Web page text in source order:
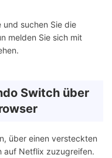
suchen Sie die
melden Sie sich mit
Switch über
über einen versteckten
auf Netflix zuzugreifen.